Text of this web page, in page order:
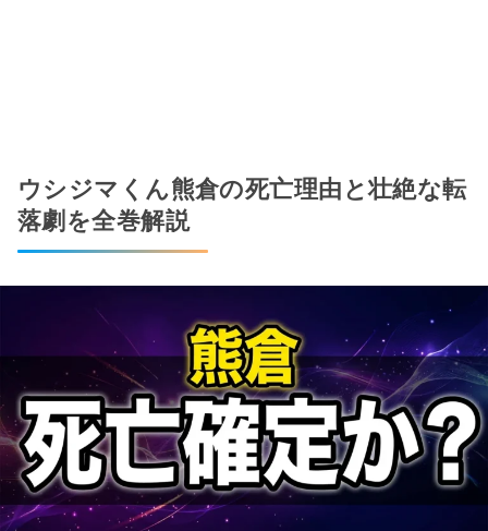
ウシジマくん熊倉の死亡理由と壮絶な転
落劇を全巻解説